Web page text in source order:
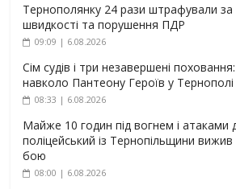
Тернополянку 24 рази штрафували
швидкості та порушення ПДР
09:09 | 6.08.2026
Сім судів і три незавершені
навколо Пантеону Героїв у Тернополі
08:33 | 6.08.2026
Майже 10 годин під вогнем і атаками
поліцейський із Тернопільщини
бою
08:00 | 6.08.2026